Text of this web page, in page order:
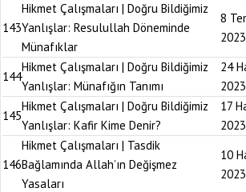
143
Hikmet Çalışmaları | Doğru Bildiğimiz
Yanlışlar: Resulullah Döneminde
Münafıklar
8
2023
144
Hikmet Çalışmaları | Doğru Bildiğimiz
Yanlışlar: Münafığın Tanımı
24
2023
145
Hikmet Çalışmaları | Doğru Bildiğimiz
Yanlışlar: Kafir Kime Denir?
17
2023
146
Hikmet Çalışmaları | Tasdik
Bağlamında Allah’ın Değişmez
Yasaları
10
2023